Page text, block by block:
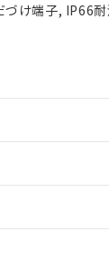
け端子, IP66耐